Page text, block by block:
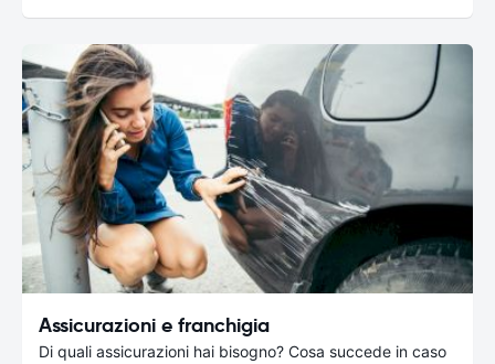
Assicurazioni e franchigia
Di quali assicurazioni hai bisogno? Cosa succede in caso